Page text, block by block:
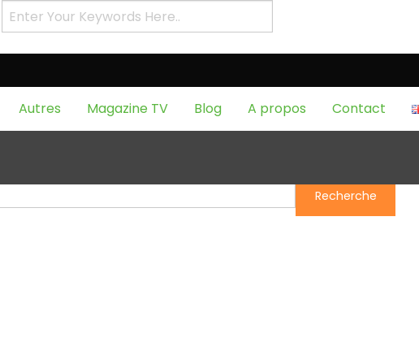
Autres Magazine TV Blog A propos Contact
checking things.